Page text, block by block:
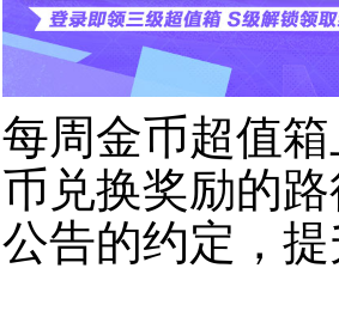
每周金币超值箱
币 兑换奖励的
公告的约定，